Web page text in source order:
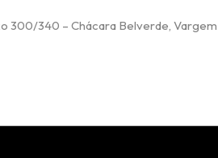
300/340 – Chácara Belverde,